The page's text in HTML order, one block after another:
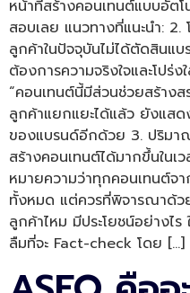
หน้าที่สร้างคอนเทนต์แบบอัต
สอบเลย แนวทางที่แนะนำ: 2.
ลูกค้าในปัจจุบันไม่ได้ตัดสินแ
ต้องการความจริงใจและโปร่
“คอนเทนต์นี้มีส่วนช่วยสร้าง
ลูกค้าแยกแยะได้แล้ว ยังแส
ของแบรนด์อีกด้วย 3. ปริม
สร้างคอนเทนต์ได้มากขึ้นในเ
หมายความว่าทุกคอนเทนต์จา
ทั้งหมด แต่ควรที่พิจารณาด้ว
ลูกค้าไหม มีประโยชน์อย่างไ
ลืมที่จะ Fact-check โดย […]